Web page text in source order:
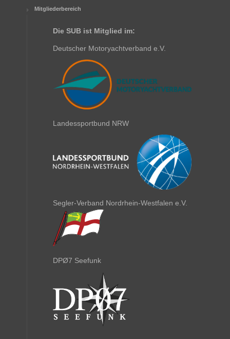
Mitgliederbereich
Die SUB ist Mitglied im:
Deutscher Motoryachtverband e.V.
Landessportbund NRW
Segler-Verband Nordrhein-Westfalen e.V.
DPØ7 Seefunk